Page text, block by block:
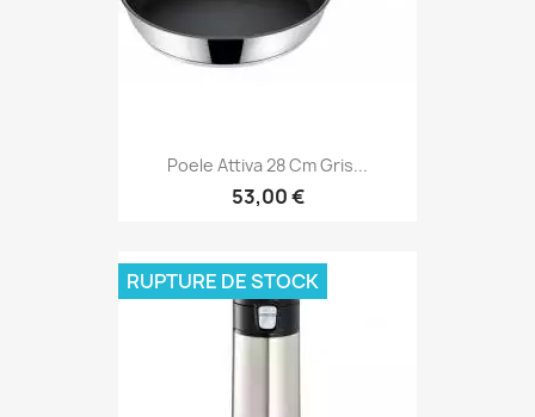
Poele Attiva 28 Cm Gris...
53,00 €
RUPTURE DE STOCK